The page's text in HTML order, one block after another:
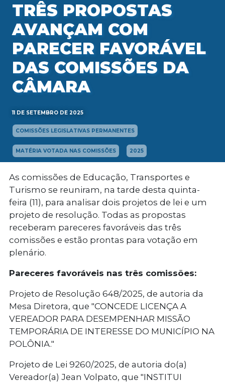
TRÊS PROPOSTAS
AVANÇAM COM
PARECER FAVORÁVEL
DAS COMISSÕES DA
CÂMARA
11 DE SETEMBRO DE 2025
COMISSÕES LEGISLATIVAS PERMANENTES
MATÉRIA VOTADA NAS COMISSÕES 2025
As comissões de Educação, Transportes e
Turismo se reuniram, na tarde desta quinta-
feira (11), para analisar dois projetos de lei e um
projeto de resolução. Todas as propostas
receberam pareceres favoráveis das três
comissões e estão prontas para votação em
plenário.
Pareceres favoráveis nas três comissões:
Projeto de Resolução 648/2025, de autoria da
Mesa Diretora, que "CONCEDE LICENÇA A
VEREADOR PARA DESEMPENHAR MISSÃO
TEMPORÁRIA DE INTERESSE DO MUNICÍPIO NA
POLÔNIA."
Projeto de Lei 9260/2025, de autoria do(a)
Vereador(a) Jean Volpato, que "INSTITUI